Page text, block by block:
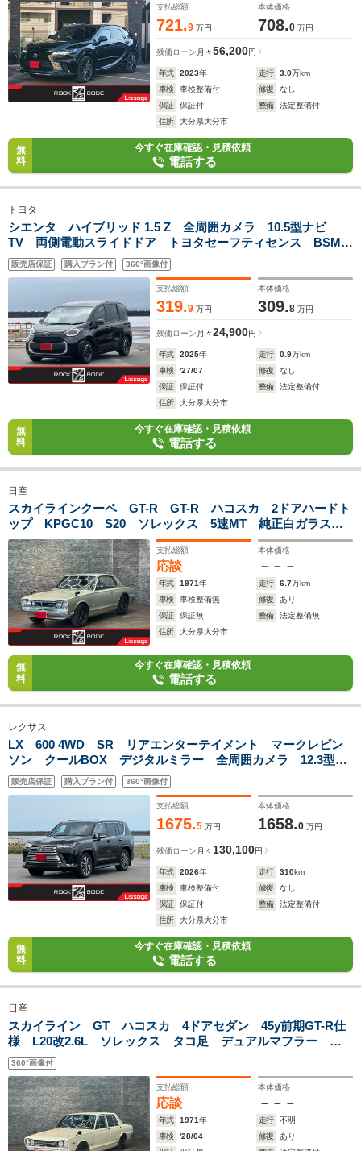
支払総額
721.9 万円
本体価格
708.0 万円
残価ローン 月々56,200円
年式 2023年 走行 3.0万km
車検
車検整備付 修復
なし
保証
保証付 整備
法定整備付
住所
大分県大分市
無
料
今すぐ在庫確認・見積依頼
電話する
トヨタ
シエンタ ハイブリッド 1.5 Z 全周囲カメラ 10.5型ナビ
TV 両側電動スライドドア トヨタセーフティセンス BSM
ドラレコ Bi-BeamLEDヘッドランプ パーキングサポートブ
レーキ エレクトロシフトマチック ETC
販売店保証 購入プラン付 360°画像付
支払総額
319.9 万円
本体価格
309.8 万円
残価ローン 月々24,900円
年式 2025年 走行 0.9万km
車検
'27/07 修復
なし
保証
保証付 整備
法定整備付
住所
大分県大分市
無
料
今すぐ在庫確認・見積依頼
電話する
日産
スカイラインクーペ GT-R GT-R ハコスカ 2ドアハードト
ップ KPGC10 S20 ソレックス 5速MT 純正白ガラス
自社屋内保管
支払総額
応談
本体価格
－－－
年式 1971年 走行 6.7万km
車検
車検整備無 修復
あり
保証
保証無 整備
法定整備無
住所
大分県大分市
無
料
今すぐ在庫確認・見積依頼
電話する
レクサス
LX 600 4WD SR リアエンターテイメント マークレビン
ソン クールBOX デジタルミラー 全周囲カメラ 12.3型ナ
ビ HUD BSM 白革 前後ベンチレーションシート パワー
バックドア レクサスチームメイト 寒冷地仕様
販売店保証 購入プラン付 360°画像付
支払総額
1675.5 万円
本体価格
1658.0 万円
残価ローン 月々 130,100円
年式 2026年 走行 310km
車検
車検整備付 修復
なし
保証
保証付 整備
法定整備付
住所
大分県大分市
無
料
今すぐ在庫確認・見積依頼
電話する
日産
スカイライン GT ハコスカ 4ドアセダン 45y前期GT-R仕
様 L20改2.6L ソレックス タコ足 デュアルマフラー
R180デフ 車高調 RSワタナベ15AW Rカット スターロー
ド製クーラー 自社屋内保管
360°画像付
支払総額
応談
本体価格
－－－
年式 1971年 走行
不明
車検
'28/04 修復
あり